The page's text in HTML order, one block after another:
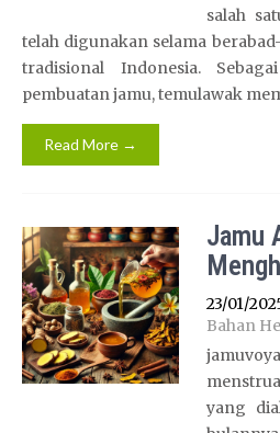
salah
telah digunakan selama
tradisional Indonesia.
pembuatan jamu, temulawak
Read More →
Jamu
23/01/
Bahan
yang